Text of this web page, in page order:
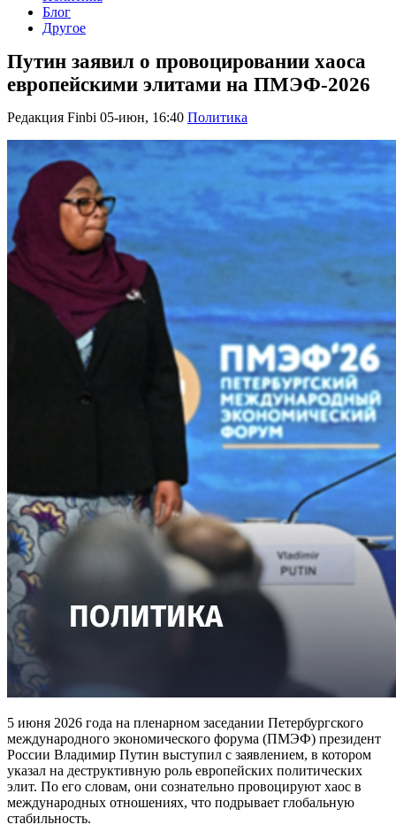
Блог
Другое
Путин заявил о провоцировании хаоса
европейскими элитами на ПМЭФ-2026
Редакция Finbi 05-июн, 16:40 Политика
5 июня 2026 года на пленарном заседании Петербургского
международного экономического форума (ПМЭФ) президент
России Владимир Путин выступил с заявлением, в котором
указал на деструктивную роль европейских политических
элит. По его словам, они сознательно провоцируют хаос в
международных отношениях, что подрывает глобальную
стабильность.